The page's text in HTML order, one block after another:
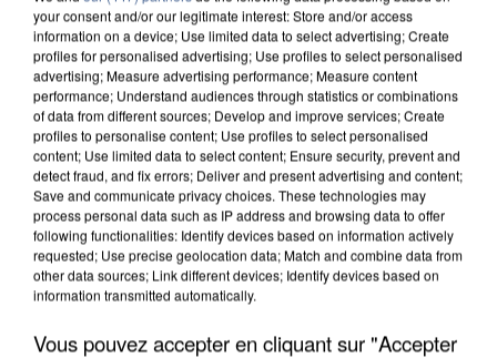
your consent and/or our legitimate interest: Store and/or access
information on a device; Use limited data to select advertising; Create
profiles for personalised advertising; Use profiles to select personalised
advertising; Measure advertising performance; Measure content
performance; Understand audiences through statistics or combinations
of data from different sources; Develop and improve services; Create
profiles to personalise content; Use profiles to select personalised
content; Use limited data to select content; Ensure security, prevent and
detect fraud, and fix errors; Deliver and present advertising and content;
Save and communicate privacy choices. These technologies may
process personal data such as IP address and browsing data to offer
following functionalities: Identify devices based on information actively
requested; Use precise geolocation data; Match and combine data from
other data sources; Link different devices; Identify devices based on
information transmitted automatically.
Vous pouvez accepter en cliquant sur "Accepter